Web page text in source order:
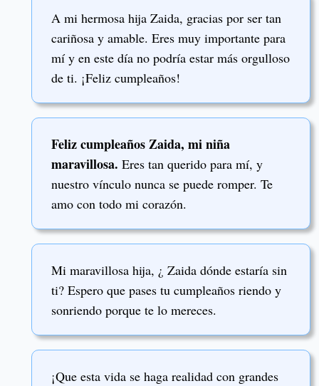
A mi hermosa hija Zaida, gracias por ser tan
cariñosa y amable. Eres muy importante para
mí y en este día no podría estar más orgulloso
de ti. ¡Feliz cumpleaños!
Feliz cumpleaños Zaida, mi niña
maravillosa. Eres tan querido para mí, y
nuestro vínculo nunca se puede romper. Te
amo con todo mi corazón.
Mi maravillosa hija, ¿ Zaida dónde estaría sin
ti? Espero que pases tu cumpleaños riendo y
sonriendo porque te lo mereces.
¡Que esta vida se haga realidad con grandes